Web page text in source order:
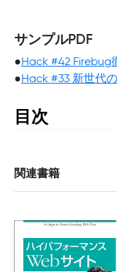
サンプルPDF
●Hack #42 Firebug
●Hack #33 新世代
目次
クレジット
はじめに
    1. Firefox 3の新機能
2. ロケーション
3. Placesを使いこ
関連書籍